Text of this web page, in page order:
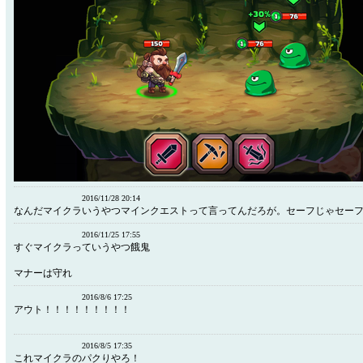
2016/11/28 20:14
なんだマイクラいうやつマインクエストって言ってんだろが。セーフじゃセーフ
2016/11/25 17:55
すぐマイクラっていうやつ餓鬼
マナーは守れ
2016/8/6 17:25
アウト！！！！！！！！！
2016/8/5 17:35
これマイクラのパクりやろ！